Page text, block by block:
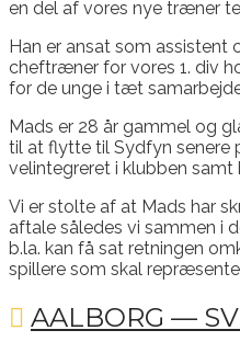
en del af vores nye træner
Han er ansat som assistent
cheftræner for vores 1. div
for de unge i tæt
Mads er 28 år gammel og
til at flytte til Sydfyn senere
velintegreret i klubben samt
Vi er stolte af at Mads har
aftale således vi sammen i
b.la. kan få sat retningen
spillere som skal
AALBORG —